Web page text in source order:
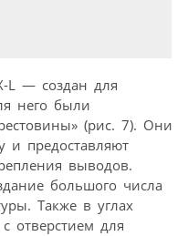
L — создан для
него были
(рис. 7). Они
и предоставляют
выводов.
большого числа
Также в углах
отверстием для